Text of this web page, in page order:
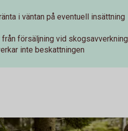
i väntan på eventuell insättning
försäljning vid skogsavverkning
inte beskattningen